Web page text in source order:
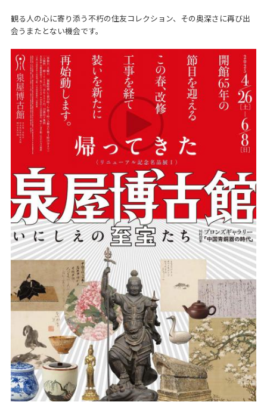
観る人の心に寄り添う不朽の住友コレクション、その奥深さに再び出
会うまたとない機会です。